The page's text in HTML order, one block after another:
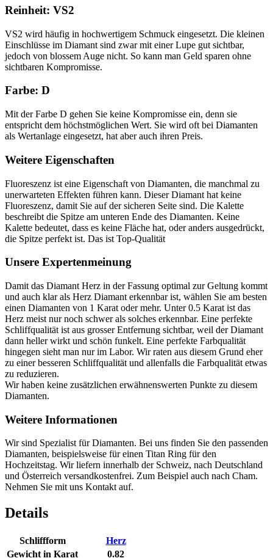
Reinheit: VS2
VS2 wird häufig in hochwertigem Schmuck eingesetzt. Die kleinen
Einschlüsse im Diamant sind zwar mit einer Lupe gut sichtbar,
jedoch von blossem Auge nicht. So kann man Geld sparen ohne
sichtbaren Kompromisse.
Farbe: D
Mit der Farbe D gehen Sie keine Kompromisse ein, denn sie
entspricht dem höchstmöglichen Wert. Sie wird oft bei Diamanten
als Wertanlage eingesetzt, hat aber auch ihren Preis.
Weitere Eigenschaften
Fluoreszenz ist eine Eigenschaft von Diamanten, die manchmal zu
unerwarteten Effekten führen kann. Dieser Diamant hat keine
Fluoreszenz, damit Sie auf der sicheren Seite sind. Die Kalette
beschreibt die Spitze am unteren Ende des Diamanten. Keine
Kalette bedeutet, dass es keine Fläche hat, oder anders ausgedrückt,
die Spitze perfekt ist. Das ist Top-Qualität
Unsere Expertenmeinung
Damit das Diamant Herz in der Fassung optimal zur Geltung kommt
und auch klar als Herz Diamant erkennbar ist, wählen Sie am besten
einen Diamanten von 1 Karat oder mehr. Unter 0.5 Karat ist das
Herz meist nur noch schwer als solches erkennbar. Eine perfekte
Schliffqualität ist aus grosser Entfernung sichtbar, weil der Diamant
dann heller wirkt und schön funkelt. Eine perfekte Farbqualität
hingegen sieht man nur im Labor. Wir raten aus diesem Grund eher
zu einer besseren Schliffqualität und allenfalls die Farbqualität etwas
zu reduzieren.
Wir haben keine zusätzlichen erwähnenswerten Punkte zu diesem
Diamanten.
Weitere Informationen
Wir sind Spezialist für Diamanten. Bei uns finden Sie den passenden
Diamanten, beispielsweise für einen Titan Ring für den
Hochzeitstag. Wir liefern innerhalb der Schweiz, nach Deutschland
und Österreich versandkostenfrei. Zum Beispiel auch nach Cham.
Nehmen Sie mit uns Kontakt auf.
Details
Schliffform
Herz
Gewicht in Karat
0.82